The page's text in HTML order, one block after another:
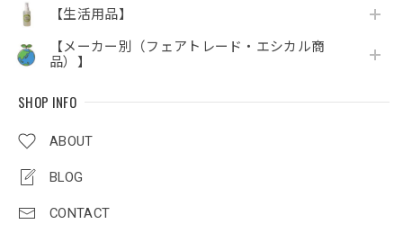
【生活用品】
【メーカー別（フェアトレード・エシカル商
品）】
SHOP INFO
ABOUT
BLOG
CONTACT